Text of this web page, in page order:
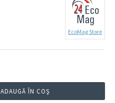
EcoMag Store
ADAUGĂ ÎN COŞ